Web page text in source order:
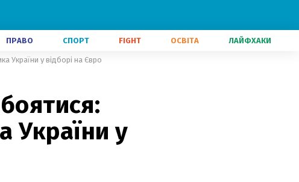
ПРАВО СПОРТ FIGHT ОСВІТА ЛАЙФХАКИ
України у відборі на Євро
України у